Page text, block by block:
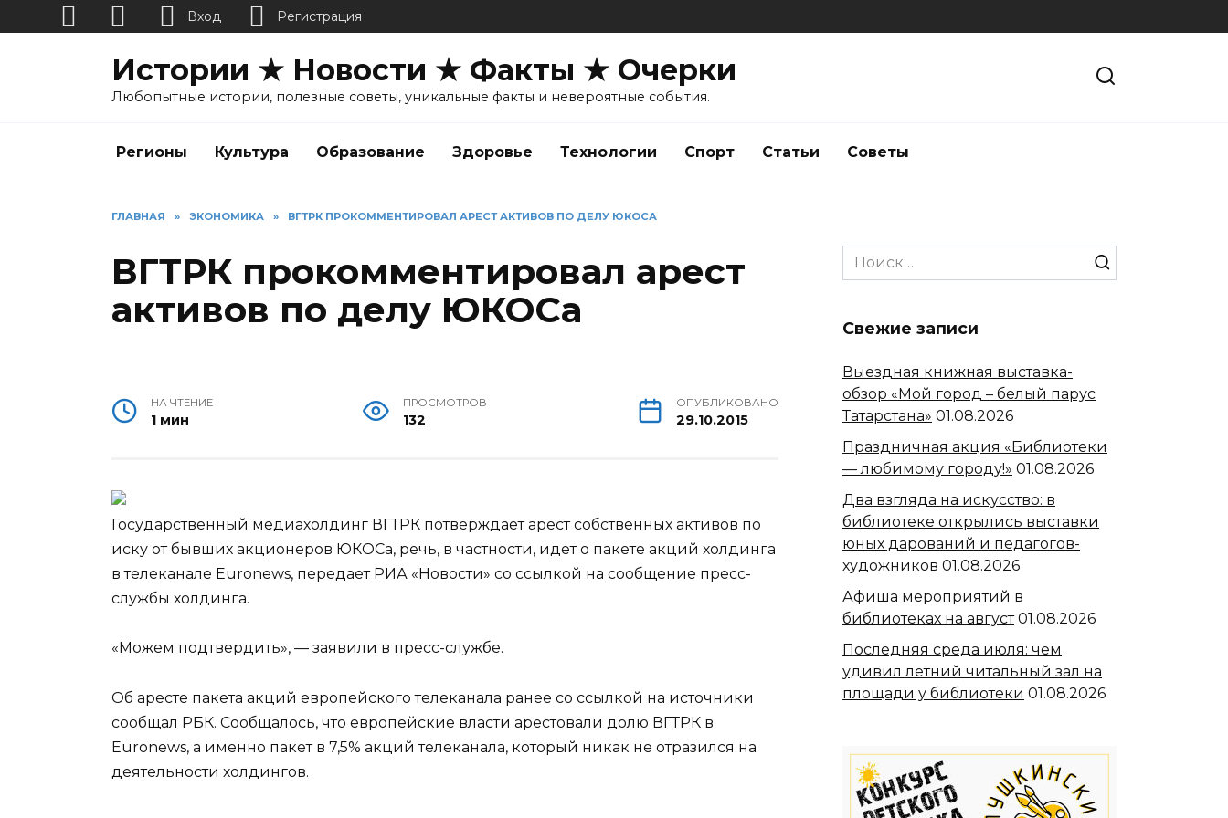
Истории ★ Новости ★ Факты ★ Очерки
Любопытные истории, полезные советы, уникальные факты и невероятные события.
Регионы Культура Образование Здоровье Технологии Спорт Статьи Советы
ГЛАВНАЯ » ЭКОНОМИКА » ВГТРК ПРОКОММЕНТИРОВАЛ АРЕСТ АКТИВОВ ПО ДЕЛУ ЮКОСА
ВГТРК прокомментировал арест
активов по делу ЮКОСа
НА ЧТЕНИЕ
1 мин
ПРОСМОТРОВ
132
ОПУБЛИКОВАНО
29.10.2015
Государственный медиахолдинг ВГТРК потверждает арест собственных активов по
иску от бывших акционеров ЮКОСа, речь, в частности, идет о пакете акций холдинга
в телеканале Euronews, передает РИА «Новости» со ссылкой на сообщение пресс-
службы холдинга.
«Можем подтвердить», — заявили в пресс-службе.
Об аресте пакета акций европейского телеканала ранее со ссылкой на источники
сообщал РБК. Сообщалось, что европейские власти арестовали долю ВГТРК в
Euronews, а именно пакет в 7,5% акций телеканала, который никак не отразился на
деятельности холдингов.
Search
for:
Свежие записи
Выездная книжная выставка-
обзор «Мой город – белый парус
Татарстана» 01.08.2026
Праздничная акция «Библиотеки
— любимому городу!» 01.08.2026
Два взгляда на искусство: в
библиотеке открылись выставки
юных дарований и педагогов-
художников 01.08.2026
Афиша мероприятий в
библиотеках на август 01.08.2026
Последняя среда июля: чем
удивил летний читальный зал на
площади у библиотеки 01.08.2026
Вход Регистрация